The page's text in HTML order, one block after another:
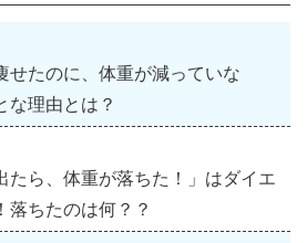
せたのに、体重が減っていな
な理由とは？
たら、体重が落ちた！」はダイエ
落ちたのは何？？